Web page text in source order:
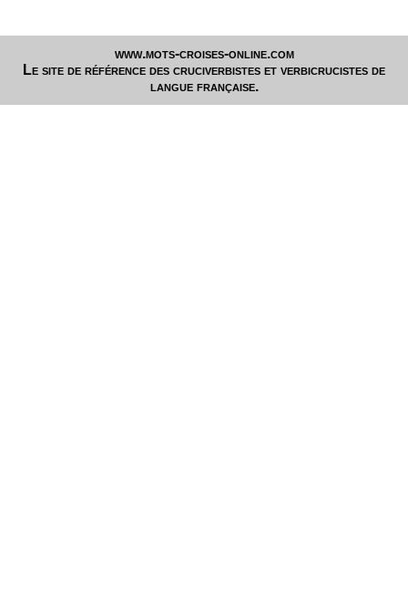
www.mots-croises-online.com
Le site de référence des cruciverbistes et verbicrucistes de
langue française.